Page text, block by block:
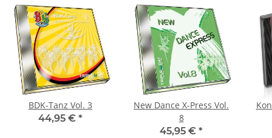
BDK-Tanz Vol. 3
44,95 € *
New Dance X-Press Vol.
8
45,95 € *